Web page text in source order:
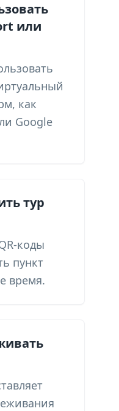
или
как
Google
тур
коды
пункт
время.